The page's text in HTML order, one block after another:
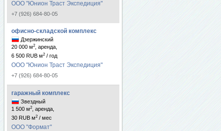
ООО "Юнион Траст Экспедиция"
+7 (926) 684-80-05
офисно-складской комплекс
Дзержинский
20 000 м2
, аренда,
6 500 RUB м2 / год
ООО "Юнион Траст Экспедиция"
+7 (926) 684-80-05
гаражный комплекс
Звездный
1 500 м2
, аренда,
30 RUB м2 / мес
ООО "Формат"